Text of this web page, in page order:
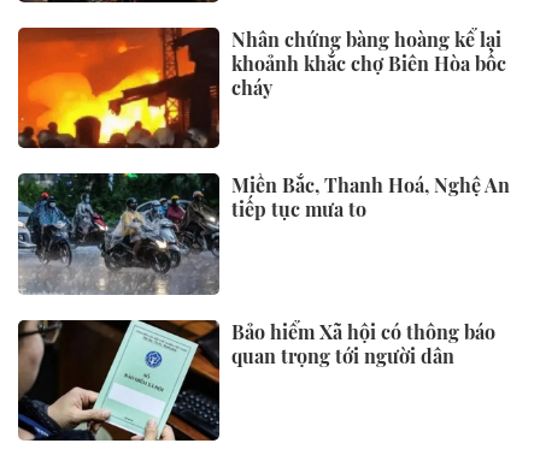
Nhân chứng bàng hoàng kể lại
khoảnh khắc chợ Biên Hòa bốc
cháy
Miền Bắc, Thanh Hoá, Nghệ An
tiếp tục mưa to
Bảo hiểm Xã hội có thông báo
quan trọng tới người dân